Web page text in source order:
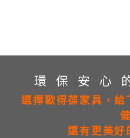
環保安心
選擇歐得葆家具，
還有更美好